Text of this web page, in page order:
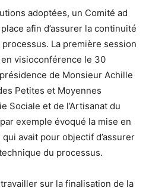
adoptées, un Comité ad
afin d’assurer la continuité
La première session
en visioconférence le 30
de Monsieur Achille
Petites et Moyennes
Sociale et de l’Artisanat du
exemple évoqué la mise en
qui avait pour objectif d’assurer
du processus.
sur la finalisation de la